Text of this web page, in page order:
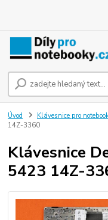
Úvod Klávesnice pro
14Z-3360
Klávesnice
5423 14Z-